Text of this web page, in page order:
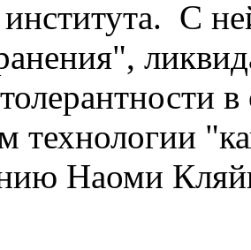
института. С
в
технологии
Наоми